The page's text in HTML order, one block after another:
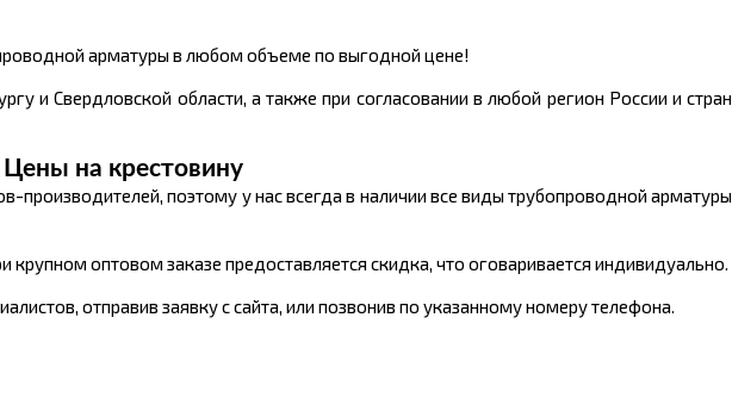
арматуры в любом объеме по выгодной цене!
и Свердловской области, а также при согласовании в любой регион России и стран
Цены на крестовину
поэтому у нас всегда в наличии все виды трубопроводной арматуры
крупном оптовом заказе предоставляется скидка, что оговаривается индивидуально.
отправив заявку с сайта, или позвонив по указанному номеру телефона.